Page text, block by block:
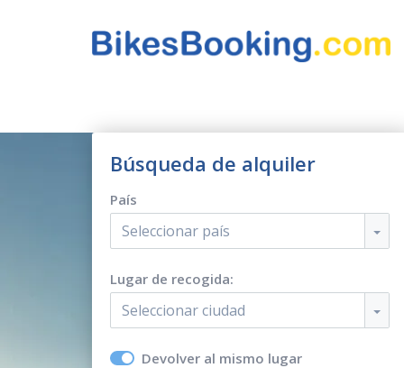
Búsqueda de alquiler
País
Seleccionar país
Lugar de recogida:
Seleccionar ciudad
Devolver al mismo lugar